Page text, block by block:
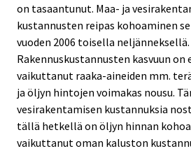
on tasaantunut. Maa- ja
kustannusten reipas kohoaminen
vuoden 2006 toisella neljänneksellä.
Rakennuskustannusten kasvuun
vaikuttanut raaka-aineiden mm.
ja öljyn hintojen voimakas nousu.
vesirakentamisen kustannuksia
tällä hetkellä on öljyn hinnan
vaikuttanut oman kaluston